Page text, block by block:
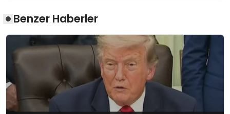
Benzer Haberler